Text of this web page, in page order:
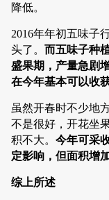
降低。
2016年年初五味子
头了。 而五味子种
盛果期，产量急剧
在今年基本可以收获
虽然开春时不少地
不是很好，开花坐
积不大。 今年可采
定影响，但面积增
综上所述